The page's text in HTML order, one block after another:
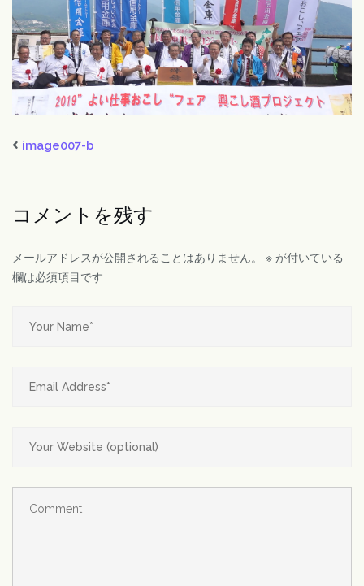
image007-b
コメントを残す
メールアドレスが公開されることはありません。 ※ が付いている
欄は必須項目です